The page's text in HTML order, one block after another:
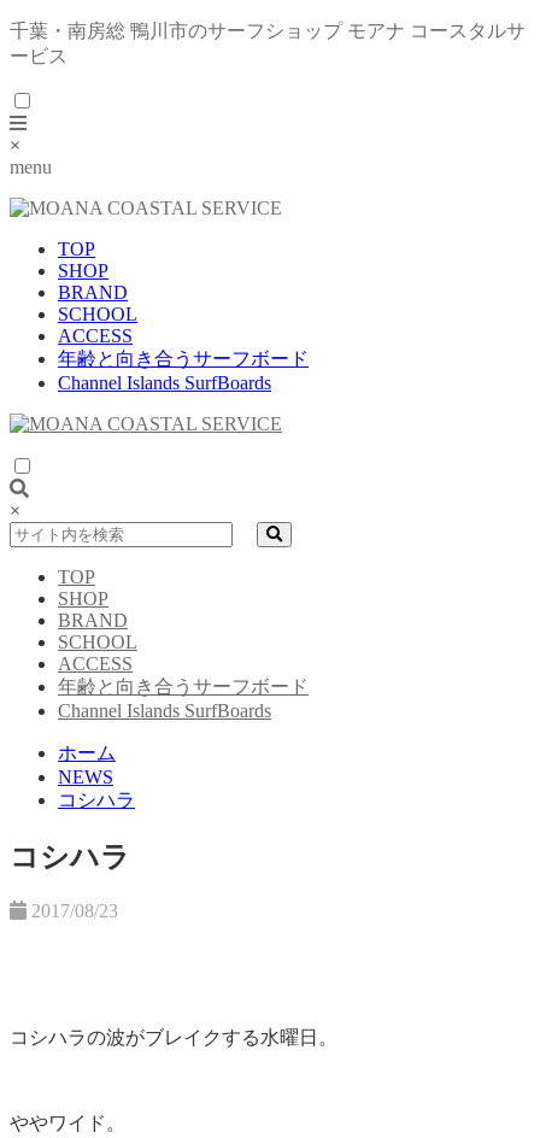
千葉・南房総 鴨川市のサーフショップ モアナ コースタルサ
ービス
×
menu
TOP
SHOP
BRAND
SCHOOL
ACCESS
年齢と向き合うサーフボード
Channel Islands SurfBoards
×
TOP
SHOP
BRAND
SCHOOL
ACCESS
年齢と向き合うサーフボード
Channel Islands SurfBoards
ホーム
NEWS
コシハラ
コシハラ
2017/08/23
コシハラの波がブレイクする水曜日。
ややワイド。